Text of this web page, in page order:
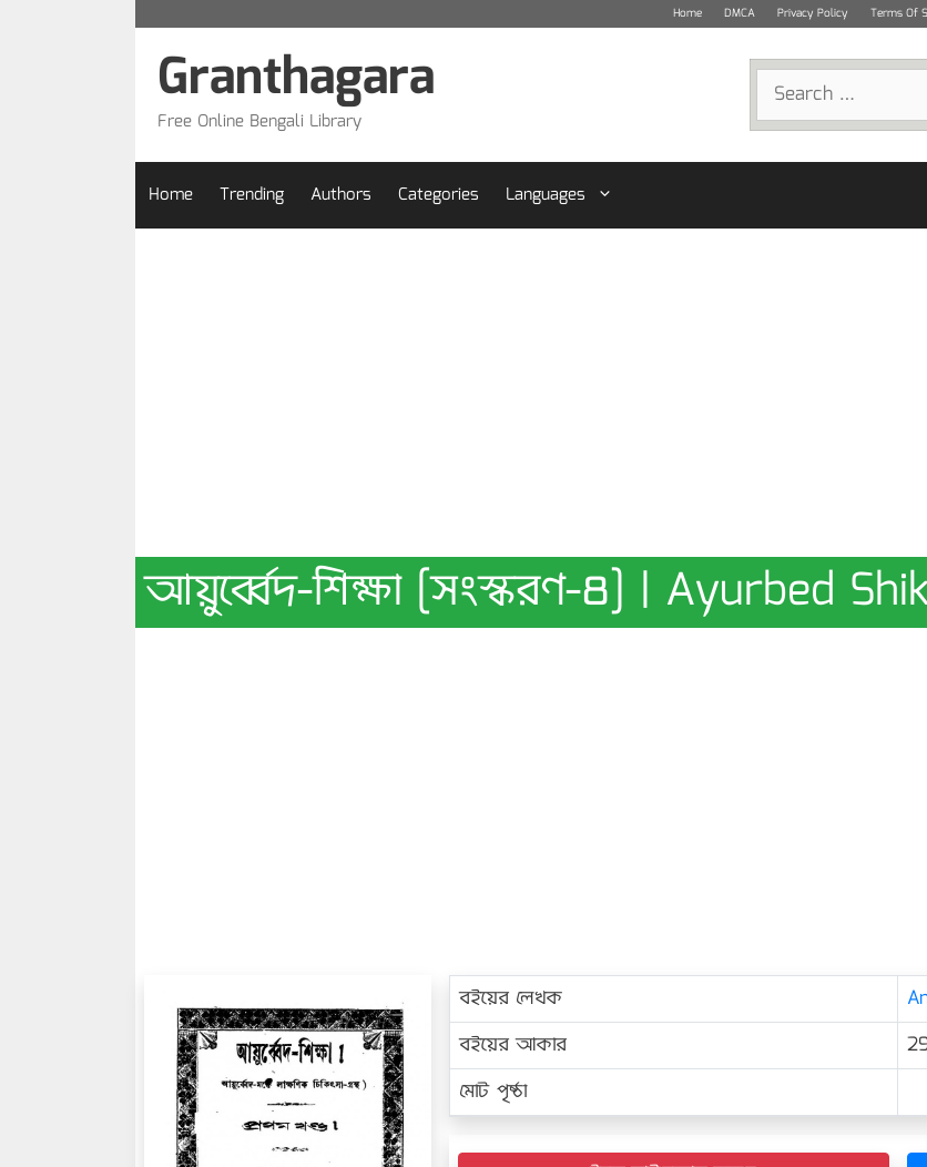
Home DMCA Privacy Policy Terms Of
Search
for:
Granthagara
Free Online Bengali Library
Home Trending Authors Categories Languages
আয়ুর্ব্বেদ-শিক্ষা [সংস্করণ-৪] | Ayurbed
বইয়ের লেখক
বইয়ের আকার
মোট পৃষ্ঠা